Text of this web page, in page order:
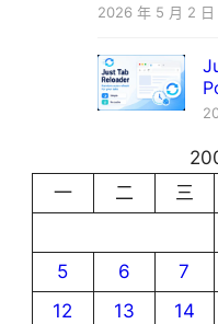
2026 年 5 月 2 日
一
二 三
5
6 7
12
13 14